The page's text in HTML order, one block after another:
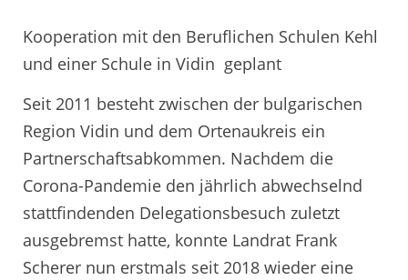
Kooperation mit den Beruflichen Schulen Kehl
und einer Schule in Vidin geplant
Seit 2011 besteht zwischen der bulgarischen
Region Vidin und dem Ortenaukreis ein
Partnerschaftsabkommen. Nachdem die
Corona-Pandemie den jährlich abwechselnd
stattfindenden Delegationsbesuch zuletzt
ausgebremst hatte, konnte Landrat Frank
Scherer nun erstmals seit 2018 wieder eine